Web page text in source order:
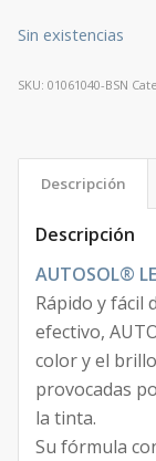
original
10,22 €.
Sin existencias
SKU: 01061040-BSN
Descripción
Descripción
AUTOSOL®
Rápido y fácil
efectivo,
color y el
provocadas
la tinta.
Su fórmula